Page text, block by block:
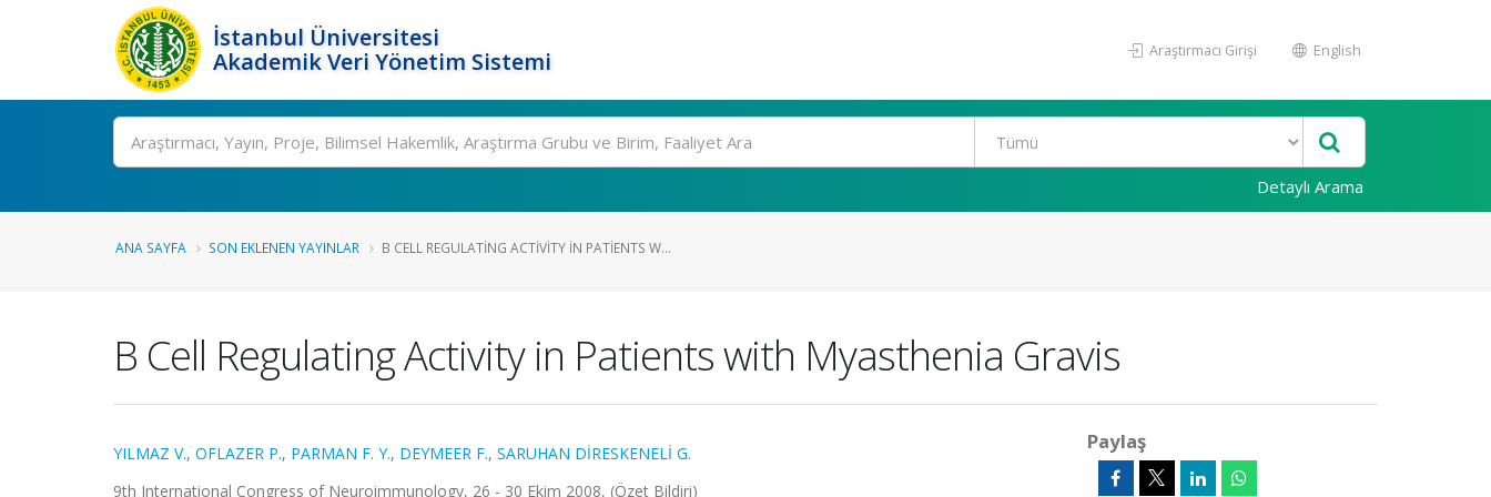
İstanbul Üniversitesi
Akademik Veri Yönetim Sistemi
Araştırmacı Girişi English
Ara
Detaylı Arama
ANA SAYFA SON EKLENEN YAYINLAR B CELL REGULATING ACTIVITY IN PATIENTS W...
B Cell Regulating Activity in Patients with Myasthenia Gravis
YILMAZ V., OFLAZER P., PARMAN F. Y., DEYMEER F., SARUHAN DİRESKENELİ G.
9th International Congress of Neuroimmunology, 26 - 30 Ekim 2008, (Özet Bildiri)
Paylaş